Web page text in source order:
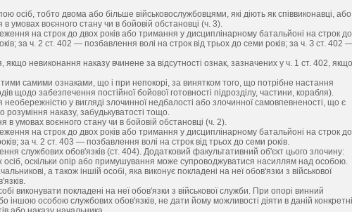
осіб, тобто двома або більше військовослужбовцями, які діють як співвиконавці, або
умовах воєнного стану чи в бойовій обстановці (ч. 3).
на строк до двох років або тримання у дисциплінарному батальйоні на строк до
за ч. 2 ст. 402 — позбавлення волі на строк від трьох до семи років; за ч. З ст. 402
невиконання наказу вчинене за відсутності ознак, зазначених у ч. 1 ст. 402, якщо
самими ознаками, що і при непокорі, за винятком того, що потрібне настання
щодо забезпечення постійної бойової готовності підрозділу, частини, корабля).
у вигляді злочинної недбалості або злочинної самовпевненості, що є
розуміння наказу, забудькуватості тощо.
в умовах воєнного стану чи в бойовій обстановці (ч. 2).
на строк до двох років або тримання у дисциплінарному батальйоні на строк до
за ч. 2 ст. 403 — позбавлення волі на строк від трьох до семи років.
службових обов'язків (ст. 404). Додатковий факультативний об'єкт цього злочину:
осіб, оскільки опір або примушування може супроводжуватися насиллям над особою.
а також іншій особі, яка виконує покладені на неї обов'язки з військової
виконувати покладені на неї обов'язки з військової служби. При опорі винний
іншою особою службових обов'язків, не дати йому можливості діяти в даній